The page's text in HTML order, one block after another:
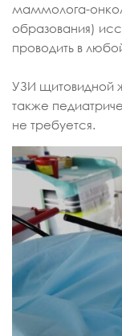
маммолога-
образования)
проводить в
УЗИ щитовидной
также
не требуется.